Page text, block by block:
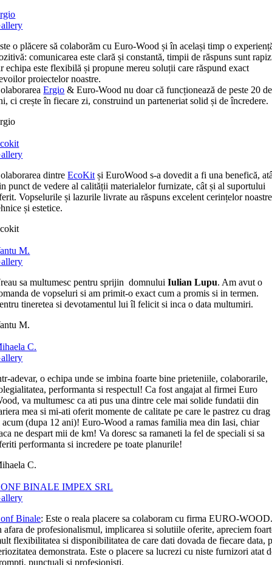
o plăcere să colaborăm cu Euro-Wood și în același timp o
comunicarea este clară și constantă, timpii de răspuns sunt
echipa este flexibilă și propune mereu soluții care răspund exact
proiectelor noastre.
Ergio & Euro-Wood nu doar că funcționează de peste 20 de
ci crește în fiecare zi, construind un parteneriat solid și de încredere.
dintreEcoKit și EuroWood s-a dovedit a fi una benefică,
punct de vedere al calității materialelor furnizate, cât și al suportului
Vopselurile și lazurile livrate au răspuns excelent cerințelor noastre
și estetice.
M.
sa multumesc pentru sprijin domnuluiIulian Lupu. Am avut o
de vopseluri si am primit-o exact cum a promis si in termen.
tineretea si devotamentul lui îl felicit si inca o data multumiri.
M.
C.
adevar, o echipa unde se imbina foarte bine prieteniile, colaborarile,
performanta si respectul! Ca fost angajat al firmei Euro
va multumesc ca ati pus una dintre cele mai solide fundatii din
mea si mi-ati oferit momente de calitate pe care le pastrez cu drag
acum (dupa 12 ani)! Euro-Wood a ramas familia mea din Iasi, chiar
ne despart mii de km! Va doresc sa ramaneti la fel de speciali si sa
performanta si incredere pe toate planurile!
C.
BINALE IMPEX SRL
Binale: Este o reala placere sa colaboram cu firma EURO-
afara de profesionalismul, implicarea si solutiile oferite, apreciem
flexibilitatea si disponibilitatea de care dati dovada de fiecare data,
demonstrata. Este o placere sa lucrezi cu niste furnizori atat
punctuali si profesionisti.